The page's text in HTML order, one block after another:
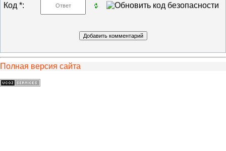
Код *:
Полная версия сайта